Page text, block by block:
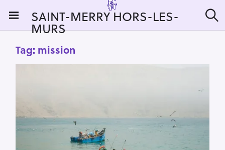
i
SAINT-MERRY HORS-LES-
MURS e
Tag: mission